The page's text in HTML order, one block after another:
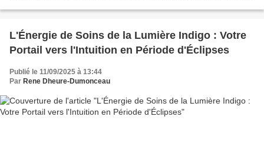
L'Énergie de Soins de la Lumière Indigo : Votre
Portail vers l'Intuition en Période d'Éclipses
Publié le 11/09/2025 à 13:44
Par Rene Dheure-Dumonceau